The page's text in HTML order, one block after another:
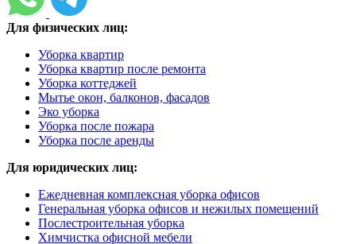
Для физических лиц:
Уборка квартир
Уборка квартир после ремонта
Уборка коттеджей
Мытье окон, балконов, фасадов
Эко уборка
Уборка после пожара
Уборка после аренды
Для юридических лиц:
Ежедневная комплексная уборка офисов
Генеральная уборка офисов и нежилых помещений
Послестроительная уборка
Химчистка офисной мебели